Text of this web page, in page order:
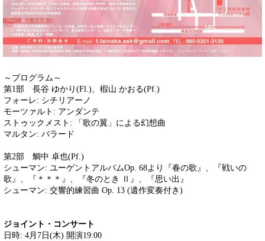
～プログラム～
第1部 長谷 ゆかり(Fl.)、椵山 かおる(Pf.)
フォーレ: シチリアーノ
モーツァルト: アンダンテ
ストゥックメスト: 「歌の翼」による幻想曲
マルタン: バラード
第2部 鯛中 卓也(Pf.)
シューマン: ユーゲントアルバムOp. 68より『春の歌』、『戦いの
歌』、『＊＊＊』、『冬のとき Ⅱ』、『思い出』
シューマン: 交響的練習曲 Op. 13 (遺作変奏付き)
ジョイント・コンサート
日時: 4月7日(木) 開演19:00